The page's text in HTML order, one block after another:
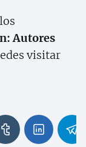
Autores
visitar